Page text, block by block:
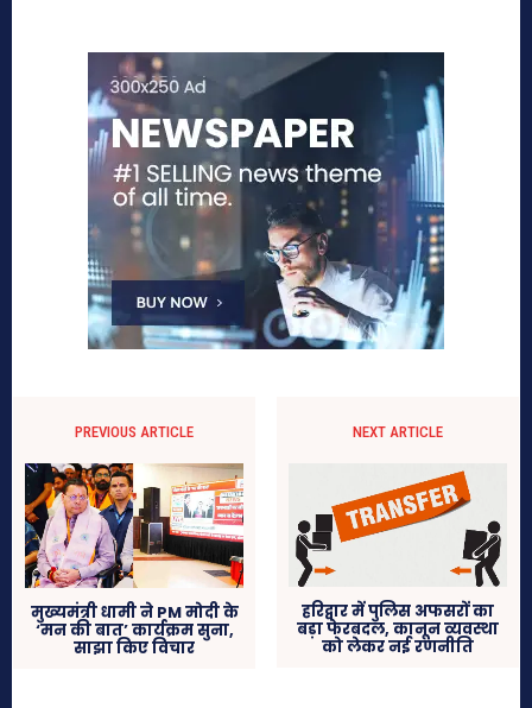
PREVIOUS ARTICLE
मुख्यमंत्री धामी ने PM मोदी के
‘मन की बात’ कार्यक्रम सुना,
साझा किए विचार
NEXT ARTICLE
हरिद्वार में पुलिस अफसरों का
बड़ा फेरबदल, कानून व्यवस्था
को लेकर नई रणनीति